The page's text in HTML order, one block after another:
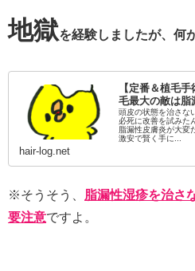
地獄を経験しましたが、何
【定番＆植毛
毛最大の敵は脂
頭皮の状態を治さな
必死に改善を試みた
脂漏性皮膚炎が大
激安で賢く手に...
hair-log.net
※そうそう、 脂漏性湿疹を治さ
要注意ですよ。